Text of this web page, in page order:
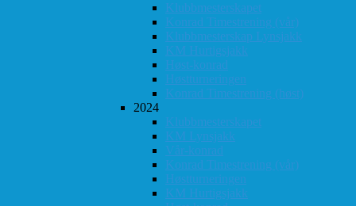
Klubbmesterskapet
Konrad Timestrening (vår)
Klubbmesterskap Lynsjakk
KM Hurtigsjakk
Høst-konrad
Høstturneringen
Konrad Timestrening (høst)
2024
Klubbmesterskapet
KM Lynsjakk
Vår-konrad
Konrad Timestrening (vår)
Høstturneringen
KM Hurtigsjakk